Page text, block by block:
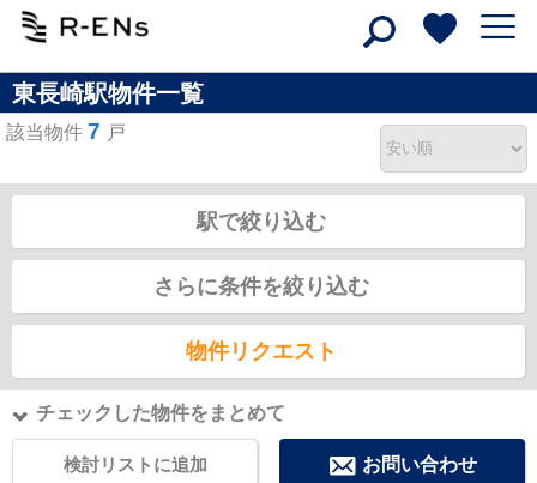
東長崎駅物件一覧
該当物件 7 戸
駅で絞り込む
さらに条件を絞り込む
物件リクエスト
チェックした物件をまとめて
検討リストに追加 お問い合わせ